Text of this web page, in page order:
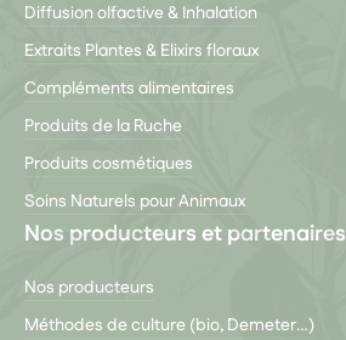
Diffusion olfactive & Inhalation
Extraits Plantes & Elixirs floraux
Compléments alimentaires
Produits de la Ruche
Produits cosmétiques
Soins Naturels pour Animaux
Nos producteurs et partenaires
Nos producteurs
Méthodes de culture (bio, Demeter…)